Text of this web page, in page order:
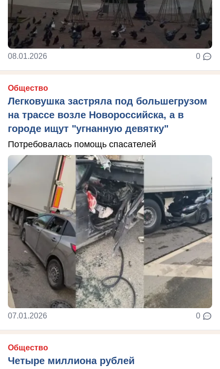
08.01.2026 0
Общество
Легковушка застряла под большегрузом
на трассе возле Новороссийска, а в
городе ищут "угнанную девятку"
Потребовалась помощь спасателей
07.01.2026 0
Общество
Четыре миллиона рублей